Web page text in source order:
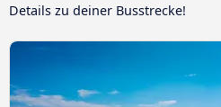
Details zu deiner Busstrecke!